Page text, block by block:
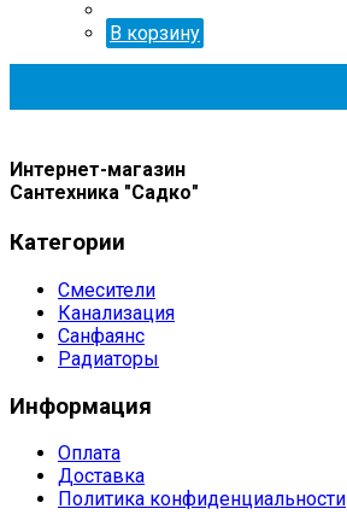
В корзину
Интернет-магазин
Сантехника "Садко"
Категории
Смесители
Канализация
Санфаянс
Радиаторы
Информация
Оплата
Доставка
Политика конфиденциальности